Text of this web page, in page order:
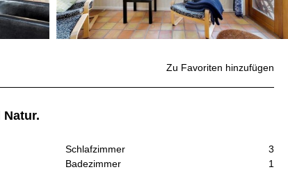
Schlafzimmer
3
Badezimmer
1
Zu Favoriten hinzufügen